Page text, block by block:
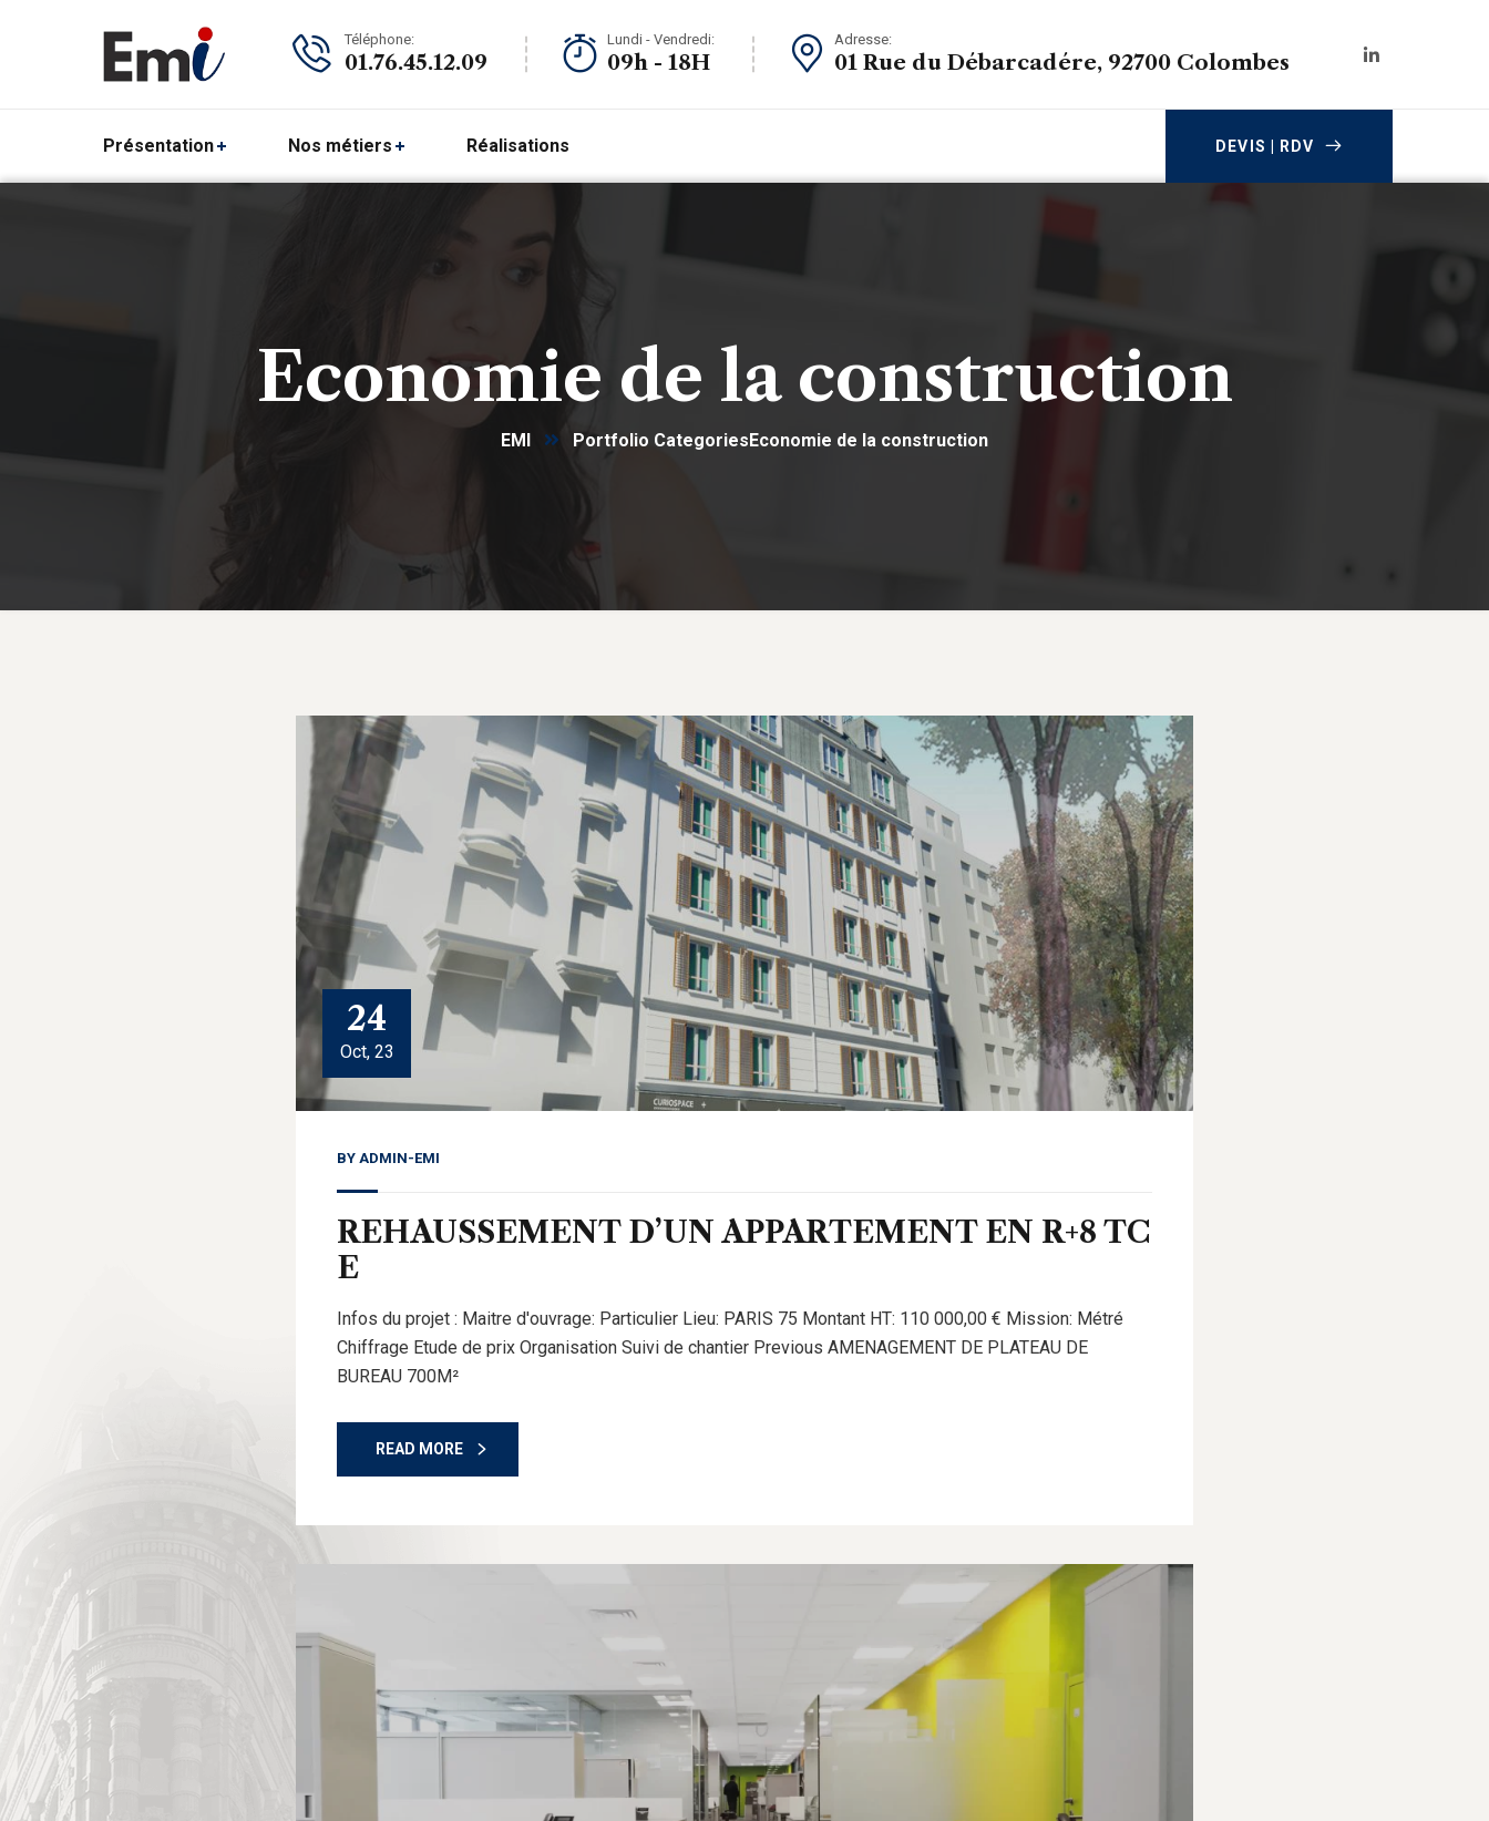
Téléphone:
01.76.45.12.09
Lundi - Vendredi:
09h - 18H
Adresse:
01 Rue du Débarcadére, 92700 Colombes
Présentation Nos métiers Réalisations DEVIS | RDV
Economie de la construction
EMI Portfolio CategoriesEconomie de la construction
24
Oct, 23
BY ADMIN-EMI
REHAUSSEMENT D’UN APPARTEMENT EN R+8 TC
E
Infos du projet : Maitre d'ouvrage: Particulier Lieu: PARIS 75 Montant HT: 110 000,00 € Mission: Métré
Chiffrage Etude de prix Organisation Suivi de chantier Previous AMENAGEMENT DE PLATEAU DE
BUREAU 700M²
READ MORE